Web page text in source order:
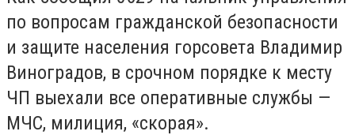
по вопросам гражданской безопасности
и защите населения горсовета Владимир
Виноградов, в срочном порядке к месту
ЧП выехали все оперативные службы —
МЧС, милиция, «скорая».